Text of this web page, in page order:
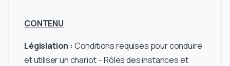
CONTENU
Législation : Conditions requises pour conduire
et utiliser un chariot – Rôles des instances et